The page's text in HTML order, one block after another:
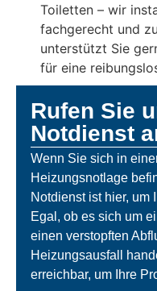
Toiletten – wir
fachgerecht und
unterstützt Sie
für eine
Rufen Sie
Notdienst
Wenn Sie sich in
Heizungsnotlage
Notdienst ist hier, um
Egal, ob es sich um
einen verstopften
Heizungsausfall
erreichbar, um Ihre